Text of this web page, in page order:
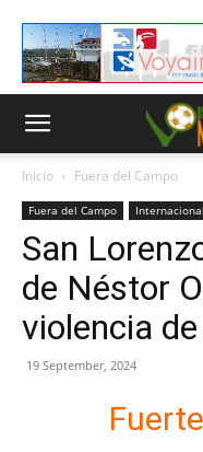
Inicio Fuera del Campo
Fuera del Campo
San
de Néstor
violencia
19 September, 2024